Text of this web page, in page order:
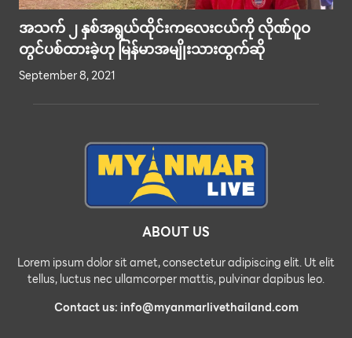
အသက် ၂ နှစ်အရွယ်ထိုင်းကလေးငယ်ကို လိုဏ်ဂူဝ
တွင်ပစ်ထားခဲ့ဟု မြန်မာအမျိုးသားထွက်ဆို
September 8, 2021
ABOUT US
Lorem ipsum dolor sit amet, consectetur adipiscing elit. Ut elit
tellus, luctus nec ullamcorper mattis, pulvinar dapibus leo.
Contact us: info@myanmarlivethailand.com